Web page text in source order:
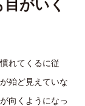
がいく
れてくるに従
殆ど見えていな
向くようになっ